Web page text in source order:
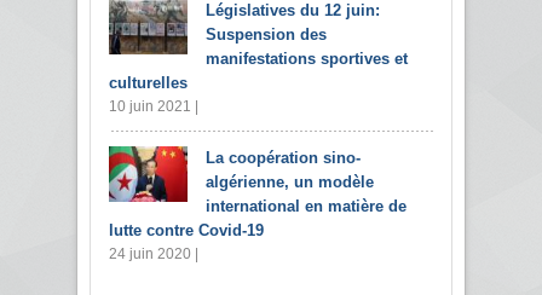
Législatives du 12 juin:
Suspension des
manifestations sportives et
culturelles
10 juin 2021 |
La coopération sino-
algérienne, un modèle
international en matière de
lutte contre Covid-19
24 juin 2020 |